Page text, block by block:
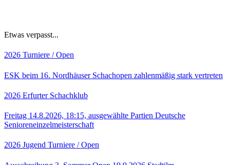
Etwas verpasst...
2026 Turniere / Open
ESK beim 16. Nordhäuser Schachopen zahlenmäßig stark vertreten
2026 Erfurter Schachklub
Freitag 14.8.2026, 18:15, ausgewählte Partien Deutsche
Senioreneinzelmeisterschaft
2026 Jugend Turniere / Open